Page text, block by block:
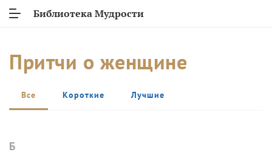
Библиотека Мудрости
Притчи о женщине
Все Короткие Лучшие
Б